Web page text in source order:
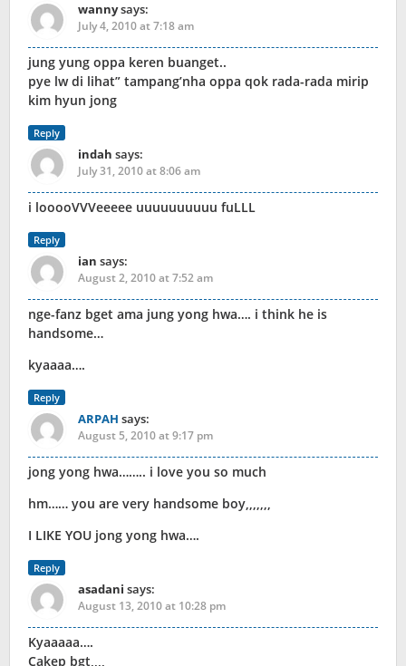
wannysays:
July 4, 2010 at 7:18 am
jung yung oppa keren buanget..
pye lw di lihat” tampang’nha oppa qok rada-rada mirip
kim hyun jong
Reply
indah says:
July 31, 2010 at 8:06 am
i looooVVVeeeee uuuuuuuuuu fuLLL
Reply
ian says:
August 2, 2010 at 7:52 am
nge-fanz bget ama jung yong hwa…. i think he is
handsome…
kyaaaa….
Reply
ARPAH says:
August 5, 2010 at 9:17 pm
jong yong hwa…….. i love you so much
hm…… you are very handsome boy,,,,,,,
I LIKE YOU jong yong hwa….
Reply
asadani says:
August 13, 2010 at 10:28 pm
Kyaaaaa….
Cakep bgt,,,,